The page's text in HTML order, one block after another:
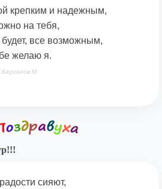
крепким и надежным,
на тебя,
все возможным,
желаю я.
М.
сияют,